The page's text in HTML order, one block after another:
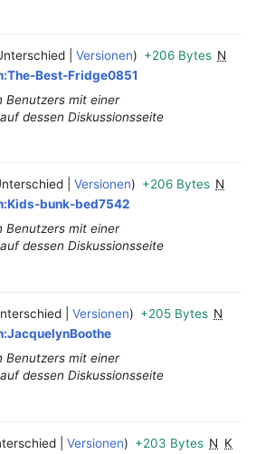
Versionen +206 Bytes N
Best-Fridge0851
Benutzers mit einer
auf dessen Diskussionsseite
Versionen +206 Bytes N
bunk-bed7542
Benutzers mit einer
auf dessen Diskussionsseite
Versionen +205 Bytes N
Benutzers mit einer
auf dessen Diskussionsseite
Versionen +203 Bytes N K